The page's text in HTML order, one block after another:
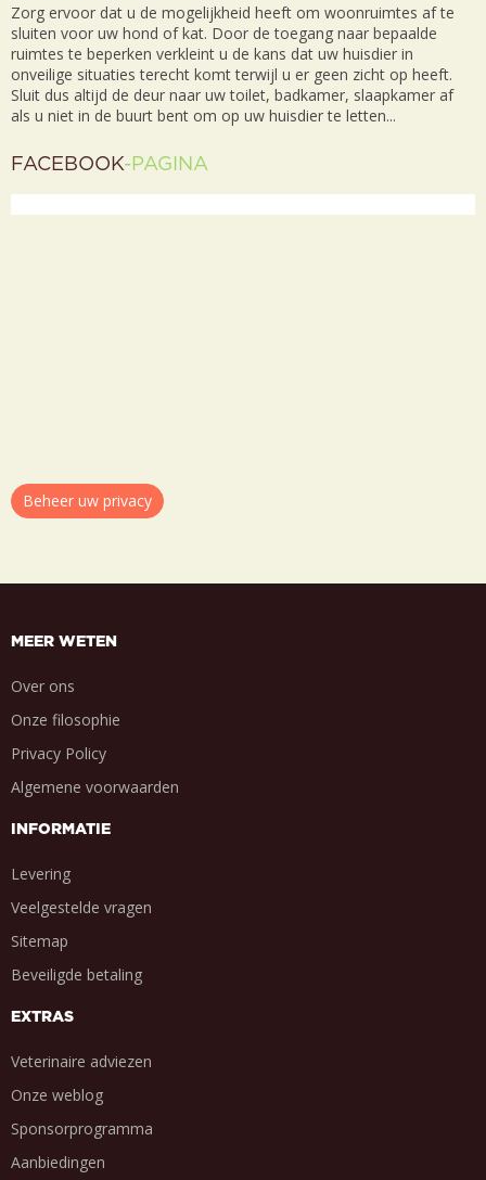
Zorg ervoor dat u de mogelijkheid heeft om woonruimtes af te
sluiten voor uw hond of kat. Door de toegang naar bepaalde
ruimtes te beperken verkleint u de kans dat uw huisdier in
onveilige situaties terecht komt terwijl u er geen zicht op heeft.
Sluit dus altijd de deur naar uw toilet, badkamer, slaapkamer af
als u niet in de buurt bent om op uw huisdier te letten...
FACEBOOK-PAGINA
Beheer uw privacy
MEER WETEN
Over ons
Onze filosophie
Privacy Policy
Algemene voorwaarden
INFORMATIE
Levering
Veelgestelde vragen
Sitemap
Beveiligde betaling
EXTRAS
Veterinaire adviezen
Onze weblog
Sponsorprogramma
Aanbiedingen